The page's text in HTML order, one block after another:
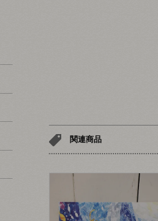
関連商品